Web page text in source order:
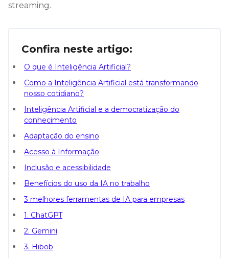
streaming.
Confira neste artigo:
O que é Inteligência Artificial?
Como a Inteligência Artificial está transformando
nosso cotidiano?
Inteligência Artificial e a democratização do
conhecimento
Adaptação do ensino
Acesso à Informação
Inclusão e acessibilidade
Benefícios do uso da IA no trabalho
3 melhores ferramentas de IA para empresas
1. ChatGPT
2. Gemini
3. Hibob